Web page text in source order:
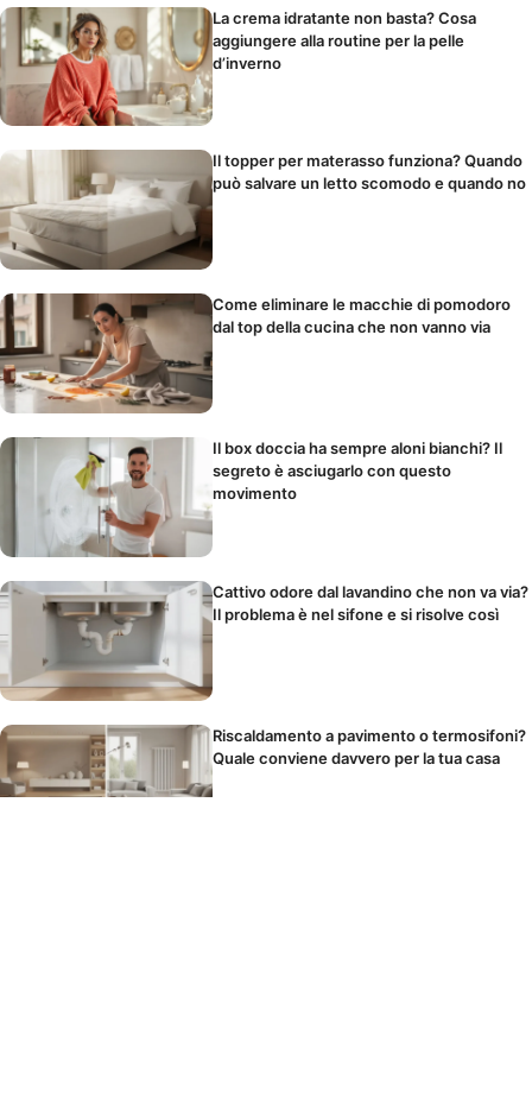
La crema idratante non basta? Cosa
aggiungere alla routine per la pelle
d’inverno
Il topper per materasso funziona? Quando
può salvare un letto scomodo e quando no
Come eliminare le macchie di pomodoro
dal top della cucina che non vanno via
Il box doccia ha sempre aloni bianchi? Il
segreto è asciugarlo con questo
movimento
Cattivo odore dal lavandino che non va via?
Il problema è nel sifone e si risolve così
Riscaldamento a pavimento o termosifoni?
Quale conviene davvero per la tua casa